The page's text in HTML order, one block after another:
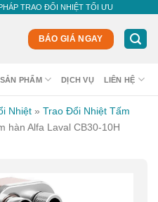
TRAO ĐỔI NHIỆT TỐI ƯU
BÁO GIÁ NGAY
SẢN PHẨM DỊCH VỤ LIÊN HỆ
Nhiệt » Trao Đổi Nhiệt Tấm
hàn Alfa Laval CB30-10H